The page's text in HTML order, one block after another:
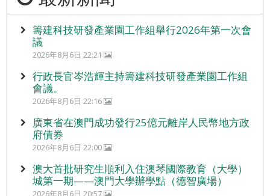
籌建科技研發產業園工作組舉行2026年第一次會
議
2026年8月6日 22:21
行政長官岑浩輝主持籌建科技研發產業園工作組
會議。
2026年8月6日 22:16
廣東省在澳門成功發行25億元離岸人民幣地方政
府債券
2026年8月6日 22:00
澳大首批研究生順利入住澳琴國際教育（大學）
城第一期——澳門大學辦學點（德智廣場）
2026年8月6日 20:57